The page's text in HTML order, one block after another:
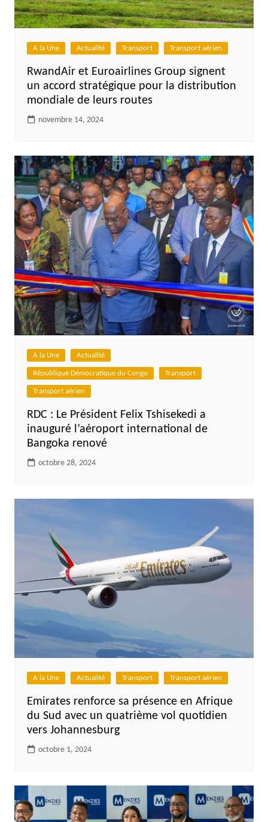
A la Une Actualité Transport Transport aérien
RwandAir et Euroairlines Group signent
un accord stratégique pour la distribution
mondiale de leurs routes
novembre 14, 2024
A la Une Actualité
République Démocratique du Congo Transport
Transport aérien
RDC : Le Président Felix Tshisekedi a
inauguré l’aéroport international de
Bangoka renové
octobre 28, 2024
A la Une Actualité Transport Transport aérien
Emirates renforce sa présence en Afrique
du Sud avec un quatrième vol quotidien
vers Johannesburg
octobre 1, 2024